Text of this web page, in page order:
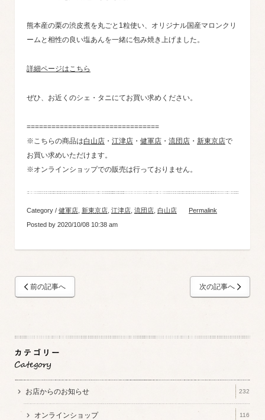
熊本産の栗の渋皮煮を丸ごと1粒使い、オリジナル国産マロンクリ
ームと相性の良い塩あんを一緒に包み焼き上げました。
詳細ページはこちら
ぜひ、お近くのシェ・タニにてお買い求めください。
================================
※こちらの商品は白山店 ・ 江津店 ・ 健軍店 ・ 流団店 ・ 新東京店で
お買い求めいただけます。
※オンラインショップでの販売は行っておりません。
Category / 健軍店 新東京店 江津店 流団店 白山店
Permalink
Posted by 2020/10/08 10:38 am
前の記事へ 次の記事へ
お店からのお知らせ 232
オンラインショップ 116